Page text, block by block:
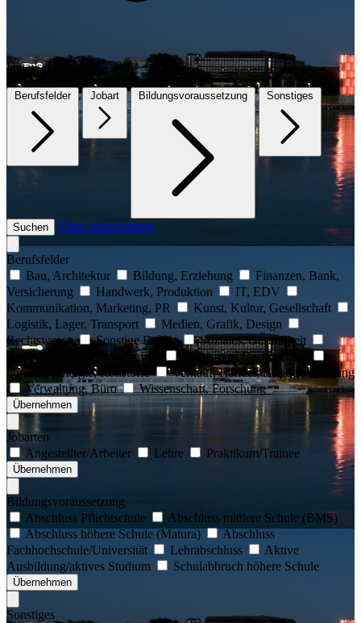
Detailsuche
Berufsfelder Jobart Bildungsvoraussetzung Sonstiges
Suchen Filter zurücksetzen
Berufsfelder
Bau, Architektur
Bildung, Erziehung
Finanzen, Bank,
Versicherung
Handwerk, Produktion
IT, EDV
Kommunikation, Marketing, PR
Kunst, Kultur, Gesellschaft
Logistik, Lager, Transport
Medien, Grafik, Design
Rechtswesen
Sonstige Berufe
Soziales, Gesundheit
Technik, Naturwissenschaften
Tourismus, Gastronomie
Umwelt, Energie, Rohstoffe
Verkauf, Handel, Kundenbetreuung
Verwaltung, Büro
Wissenschaft, Forschung
Übernehmen
Jobarten
Angestellter/Arbeiter
Lehre Praktikum/Trainee
Übernehmen
Bildungsvoraussetzung
Abschluss Pflichtschule
Abschluss mittlere Schule (BMS)
Abschluss höhere Schule (Matura)
Abschluss
Fachhochschule/Universität
Lehrabschluss
Aktive
Ausbildung/aktives Studium
Schulabbruch höhere Schule
Übernehmen
Sonstiges